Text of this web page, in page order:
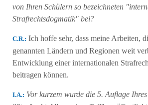
von Ihren Schülern so bezeichneten
Strafrechtsdogmatik" bei?
C.R.: Ich hoffe sehr, dass meine Arbeiten,
genannten Ländern und Regionen weit
Entwicklung einer internationalen
beitragen können.
Ι.Α.: Vor kurzem wurde die 5. Auflage